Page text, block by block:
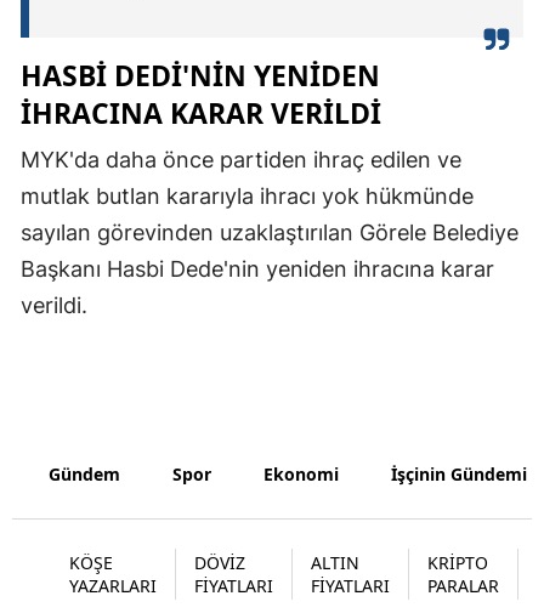
Kütahya
Manisa
Rize
HASBI DEDI'NIN YENIDEN
IHRACINA KARAR VERILDI
MYK'da daha önce partiden ihraç edilen ve
mutlak butlan kararıyla ihracı yok hükmünde
sayılan görevinden uzaklaştırılan Görele Belediye
Başkanı Hasbi Dede'nin yeniden ihracına karar
verildi.
Gündem Spor Ekonomi İşçinin Gündemi
KÖŞE
YAZARLARI
DÖVİZ
FİYATLARI
ALTIN
FİYATLARI
KRİPTO
PARALAR